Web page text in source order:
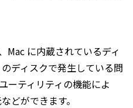
Mac に内蔵されているディ
ディスクで発生している問
ーティリティの機能によ
どができます。